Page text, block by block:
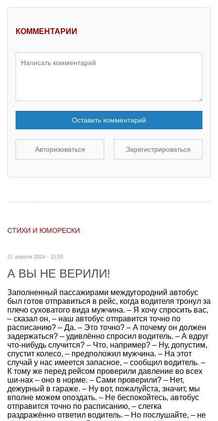
КОММЕНТАРИИ
Оставить комментарий
Авторизоваться Зарегистрироваться
СТИХИ И ЮМОРЕСКИ
21 апреля 2024 - 15:55
А ВЫ НЕ ВЕРИЛИ!
Заполненный пассажирами междугородний автобус
был готов отправиться в рейс, когда водителя тронул за
плечо суховатого вида мужчина. – Я хочу спросить вас,
– сказал он, – наш автобус отправится точно по
расписанию? – Да. – Это точно? – А почему он должен
задержаться? – удивлённо спросил водитель. – А вдруг
что-нибудь случится? – Что, например? – Ну, допустим,
спустит колесо, – предположил мужчина. – На этот
случай у нас имеется запасное, – сообщил водитель. –
К тому же перед рейсом проверили давление во всех
ши-нах – оно в норме. – Сами проверили? – Нет,
дежурный в гараже. – Ну вот, пожалуйста, значит, мы
вполне можем опоздать. – Не беспокойтесь, автобус
отправится точно по расписанию, – слегка
раздражённо ответил водитель. – Но послушайте, – не